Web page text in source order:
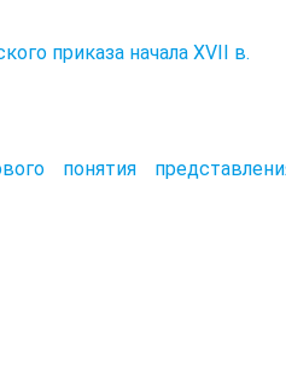
приказа начала XVII в.
понятия